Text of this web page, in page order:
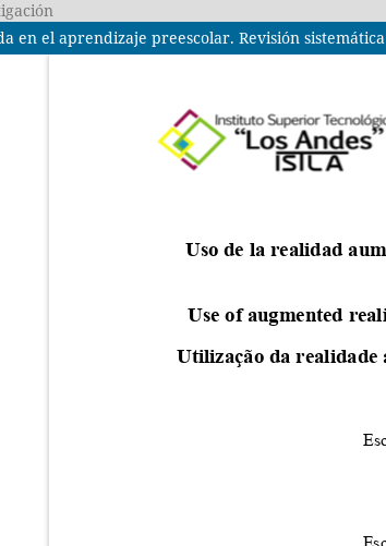
en el aprendizaje preescolar. Revisión sistemática